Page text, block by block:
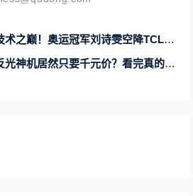
！奥运冠军刘诗雯空降TCL奥运中国行深圳站
神机居然只要千元价？看完真的心动了